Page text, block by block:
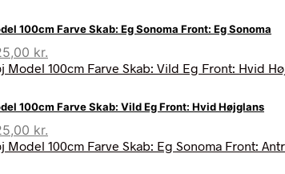
100cm Farve Skab: Eg Sonoma Front: Eg Sonoma
kr..
kr.
aktuelle
er:
3.825,00 kr..
100cm Farve Skab: Vild Eg Front: Hvid Højglans
kr.
aktuelle